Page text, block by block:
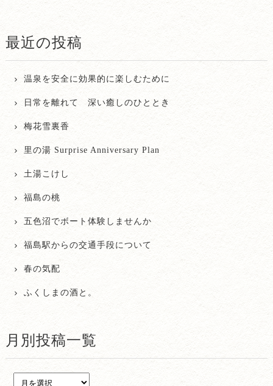
最近の投稿
温泉を安全に効果的に楽しむために
日常を離れて 深い癒しのひととき
梅花雪裏香
里の湯 Surprise Anniversary Plan
土湯こけし
福島の桃
五色沼でボート体験しませんか
福島駅からの交通手段について
春の気配
ふくしまの酒と。
月別投稿一覧